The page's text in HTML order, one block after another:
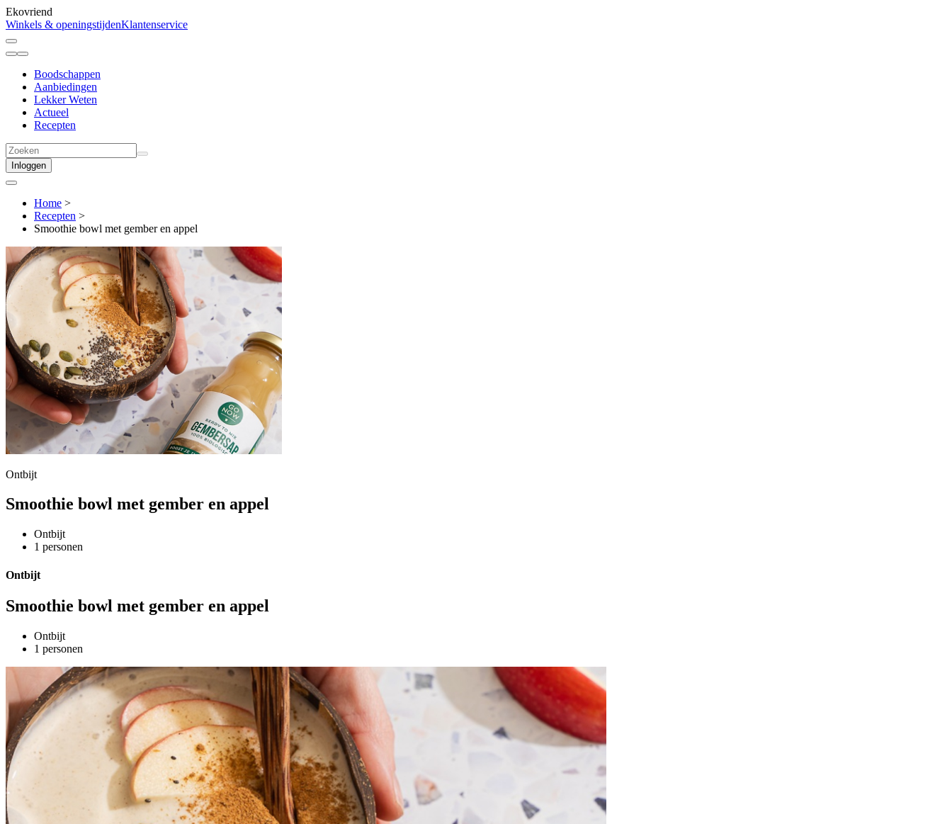
Ekovriend
Winkels & openingstijdenKlantenservice
Boodschappen
Aanbiedingen
Lekker Weten
Actueel
Recepten
Inloggen
Home >
Recepten >
Smoothie bowl met gember en appel
Ontbijt
Smoothie bowl met gember en appel
Ontbijt
1 personen
Ontbijt
Smoothie bowl met gember en appel
Ontbijt
1 personen